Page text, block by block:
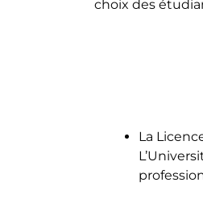
choix des
La